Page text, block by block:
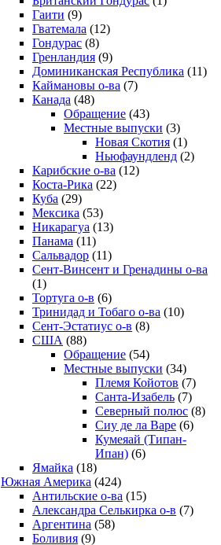
Гаити (9)
Гватемала (12)
Гондурас (8)
Гренландия (9)
Доминиканская Республика (11)
Каймановы о-ва (7)
Канада (48)
Обращение (43)
Местные выпуски (3)
Новая Скотия (1)
Ньюфаундленд (2)
Карибские о-ва (12)
Коста-Рика (22)
Куба (29)
Мексика (53)
Никарагуа (13)
Панама (11)
Сальвадор (11)
Сент-Винсент и Гренадины о-ва
(1)
Тортуга о-в (6)
Тринидад и Тобаго о-ва (10)
Сент-Эстатиус о-в (8)
США (88)
Обращение (54)
Местные выпуски (34)
Племя Койотов (7)
Санта-Изабель (7)
Северный полюс (8)
Сиу де ла Варе (6)
Кумеяай (Типан-
Ипан) (6)
Ямайка (18)
Южная Америка (424)
Антильские о-ва (15)
Александра Селькирка о-в (7)
Аргентина (58)
Боливия (9)